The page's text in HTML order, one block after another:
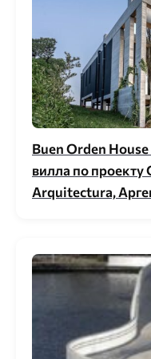
Buen Orden
вилла по
Arquitectura,